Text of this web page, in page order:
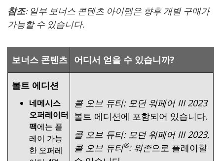
참조: 일부 보너스 콘텐츠 아이템은 향후 개별 구매가
가능할 수 있습니다.
보너스 콘텐츠 어디서 얻을 수 있습니까?
볼트 에디션
네메시스
오퍼레이터
팩에는 플
레이 가능
한 오퍼레
콜 오브 듀티: 모던 워페어 III 2023
볼트 에디션에 포함되어 있습니다.
콜 오브 듀티: 모던 워페어 III 2023,
콜 오브 듀티®: 워존으로 플레이할